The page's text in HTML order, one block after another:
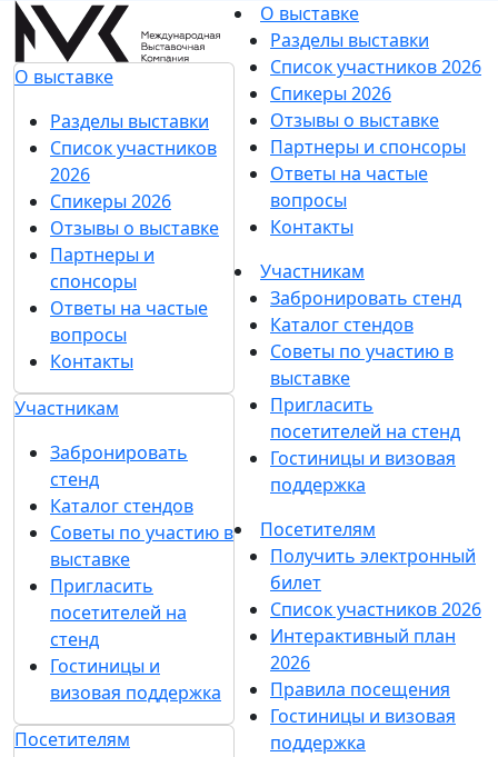
О выставке
Разделы выставки
Список участников
2026
Спикеры 2026
Отзывы о выставке
Партнеры и
спонсоры
Ответы на частые
вопросы
Контакты
Участникам
Забронировать
стенд
Каталог стендов
Советы по участию в
выставке
Пригласить
посетителей на
стенд
Гостиницы и
визовая поддержка
Посетителям
О выставке
Разделы выставки
Список участников 2026
Спикеры 2026
Отзывы о выставке
Партнеры и спонсоры
Ответы на частые
вопросы
Контакты
Участникам
Забронировать стенд
Каталог стендов
Советы по участию в
выставке
Пригласить
посетителей на стенд
Гостиницы и визовая
поддержка
Посетителям
Получить электронный
билет
Список участников 2026
Интерактивный план
2026
Правила посещения
Гостиницы и визовая
поддержка